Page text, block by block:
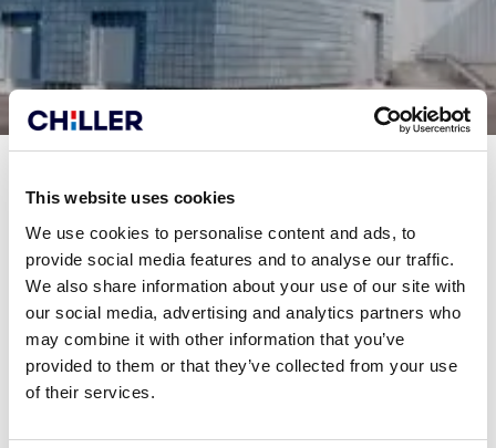
This website uses cookies
We use cookies to personalise content and ads, to
provide social media features and to analyse our traffic.
We also share information about your use of our site with
our social media, advertising and analytics partners who
may combine it with other information that you’ve
provided to them or that they’ve collected from your use
of their services.
Verne Global Finlandin The Air – ilmastoneutraali datakeskus
The Air on Pohjoismaiden ensimmäinen ilmastoneutraali datakeskus ja
Verne Global Finlandin lippulaiva. Konesali edustaa alan huippua, jossa
ilmastovastuullisuus ja energiatehokkuus kulkevat käsi kädessä.